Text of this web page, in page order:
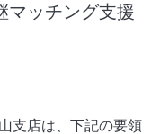
ッチング支援
支店は、下記の要領